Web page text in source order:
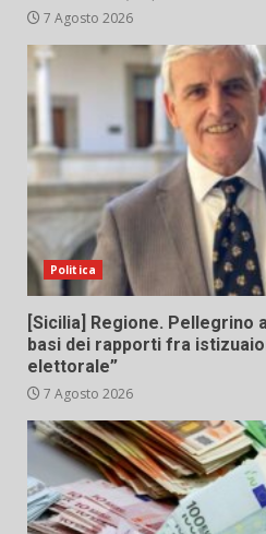
7 Agosto 2026
Politica
[Sicilia] Regione. Pellegrino
basi dei rapporti fra
elettorale”
7 Agosto 2026